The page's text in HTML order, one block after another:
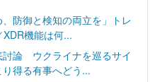
、防御と検知の両立を」トレ
機能は何...
討論 ウクライナを巡るサイ
得る有事へどう...